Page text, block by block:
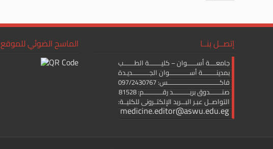
الماسح الضوئي للموقع إتصــل بنــا
جامعــــة أســــــوان – كليــــــــة الطـــــــب
بمدينـــــــــة أســـــــــــــوان الجـــــــــــديـدة
فاكــــــــــــــــــــــــــــــــــس: 097/2430767
صنــــــــدوق بريـــــــــــد رقــــــــــــم: 81528
التواصــل عبـر البـــريد الإلكتــرونى للكليــة:
medicine.editor@aswu.edu.eg